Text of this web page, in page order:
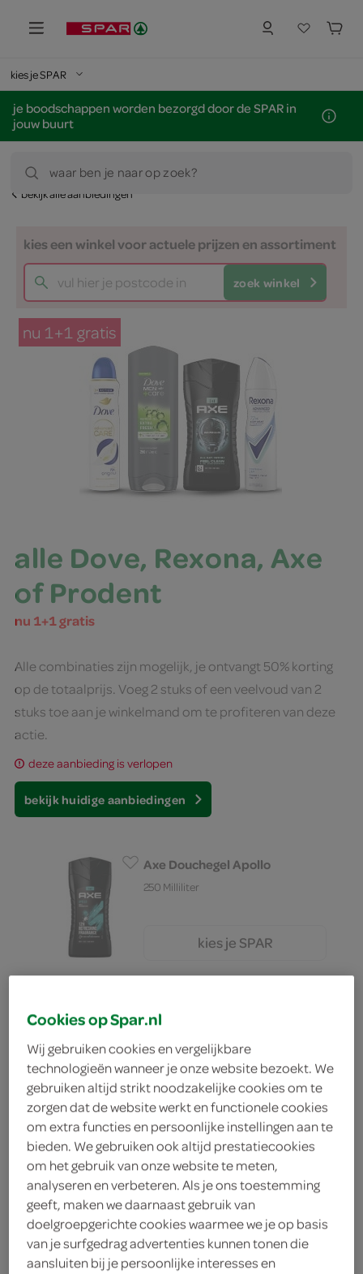
kies je SPAR
je boodschappen worden bezorgd door de SPAR in
jouw buurt
waar ben je naar op zoek?
bekijk alle aanbiedingen
kies een winkel voor actuele prijzen en assortiment
zoek winkel
nu 1+1 gratis
alle Dove, Rexona, Axe
of Prodent
nu 1+1 gratis
Alle combinaties zijn mogelijk, je ontvangt 50% korting
op de totaalprijs. Voeg 2 stuks of een veelvoud van 2
stuks toe aan je winkelmand om te profiteren van deze
actie.
deze aanbieding is verlopen
bekijk huidige aanbiedingen
Axe Douchegel Apollo
250 Milliliter
kies je SPAR
Axe deodorant bodyspray Ice
150 Milliliter
7.99 kies je SPAR
Rexona
150 Milliliter
6.89 kies je SPAR
Cookies op Spar.nl
Wij gebruiken cookies en vergelijkbare
technologieën wanneer je onze website bezoekt. We
gebruiken altijd strikt noodzakelijke cookies om te
zorgen dat de website werkt en functionele cookies
om extra functies en persoonlijke instellingen aan te
bieden. We gebruiken ook altijd prestatiecookies
om het gebruik van onze website te meten,
analyseren en verbeteren. Als je ons toestemming
geeft, maken we daarnaast gebruik van
doelgroepgerichte cookies waarmee we je op basis
van je surfgedrag advertenties kunnen tonen die
aansluiten bij je persoonlijke interesses en